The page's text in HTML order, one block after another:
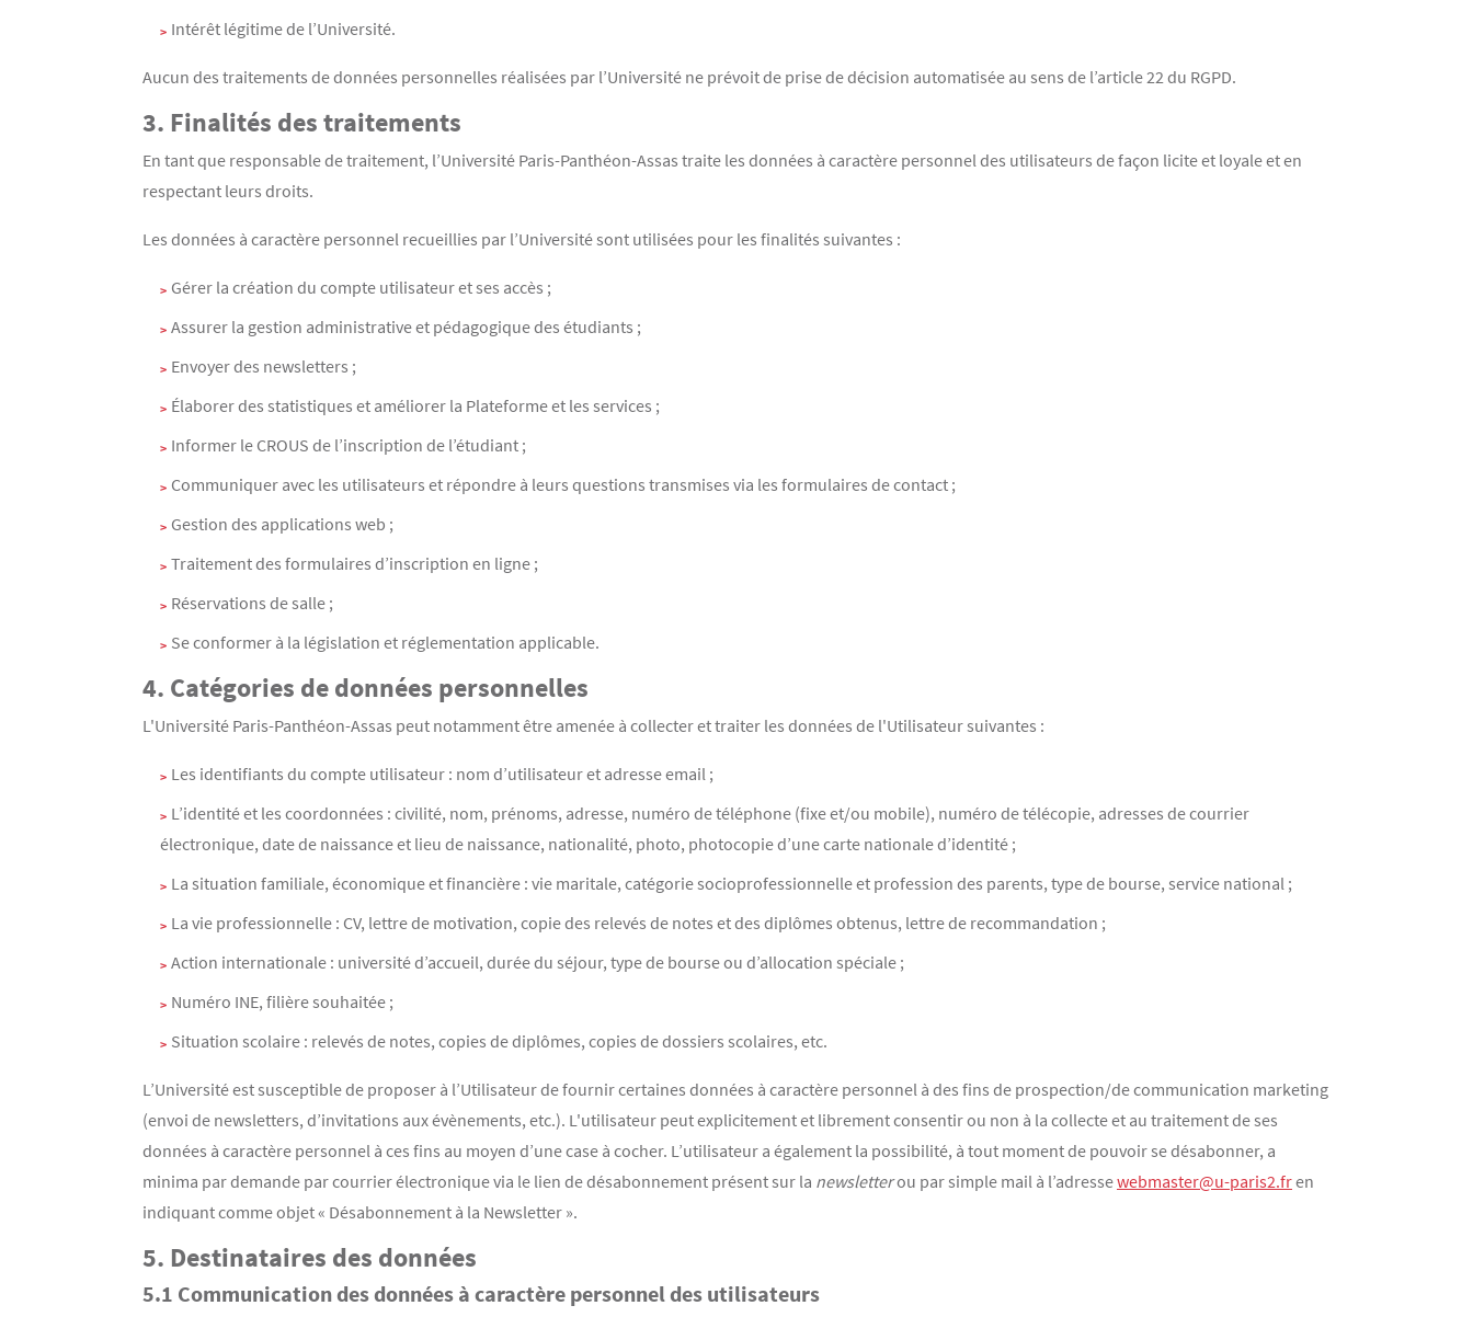
Intérêt légitime de l’Université.
Aucun des traitements de données personnelles réalisées par l’Université ne prévoit de prise de décision automatisée au sens de l’article 22 du RGPD.
3. Finalités des traitements
En tant que responsable de traitement, l’Université Paris-Panthéon-Assas traite les données à caractère personnel des utilisateurs de façon licite et loyale et en
respectant leurs droits.
Les données à caractère personnel recueillies par l’Université sont utilisées pour les finalités suivantes :
Gérer la création du compte utilisateur et ses accès ;
Assurer la gestion administrative et pédagogique des étudiants ;
Envoyer des newsletters ;
Élaborer des statistiques et améliorer la Plateforme et les services ;
Informer le CROUS de l’inscription de l’étudiant ;
Communiquer avec les utilisateurs et répondre à leurs questions transmises via les formulaires de contact ;
Gestion des applications web ;
Traitement des formulaires d’inscription en ligne ;
Réservations de salle ;
Se conformer à la législation et réglementation applicable.
4. Catégories de données personnelles
L'Université Paris-Panthéon-Assas peut notamment être amenée à collecter et traiter les données de l'Utilisateur suivantes :
Les identifiants du compte utilisateur : nom d’utilisateur et adresse email ;
L’identité et les coordonnées : civilité, nom, prénoms, adresse, numéro de téléphone (fixe et/ou mobile), numéro de télécopie, adresses de courrier
électronique, date de naissance et lieu de naissance, nationalité, photo, photocopie d’une carte nationale d’identité ;
La situation familiale, économique et financière : vie maritale, catégorie socioprofessionnelle et profession des parents, type de bourse, service national ;
La vie professionnelle : CV, lettre de motivation, copie des relevés de notes et des diplômes obtenus, lettre de recommandation ;
Action internationale : université d’accueil, durée du séjour, type de bourse ou d’allocation spéciale ;
Numéro INE, filière souhaitée ;
Situation scolaire : relevés de notes, copies de diplômes, copies de dossiers scolaires, etc.
L’Université est susceptible de proposer à l’Utilisateur de fournir certaines données à caractère personnel à des fins de prospection/de communication marketing
(envoi de newsletters, d’invitations aux évènements, etc.). L'utilisateur peut explicitement et librement consentir ou non à la collecte et au traitement de ses
données à caractère personnel à ces fins au moyen d’une case à cocher. L’utilisateur a également la possibilité, à tout moment de pouvoir se désabonner, a
minima par demande par courrier électronique via le lien de désabonnement présent sur la newsletterou par simple mail à l’adressewebmaster@u-paris2.fren
indiquant comme objet « Désabonnement à la Newsletter ».
5. Destinataires des données
5.1 Communication des données à caractère personnel des utilisateurs